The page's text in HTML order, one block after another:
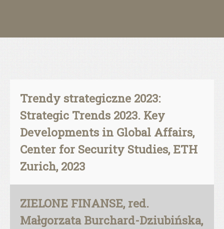
Trendy strategiczne 2023:
Strategic Trends 2023. Key
Developments in Global Affairs,
Center for Security Studies, ETH
Zurich, 2023
ZIELONE FINANSE, red.
Małgorzata Burchard-Dziubińska,